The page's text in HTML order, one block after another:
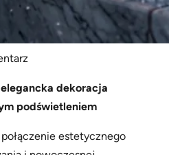
elegancka dekoracja
podświetleniem
estetycznego